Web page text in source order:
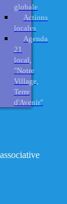
globale
Actions
locales
Agenda
21
local,
"Notre
Village,
Terre
d'Avenir"